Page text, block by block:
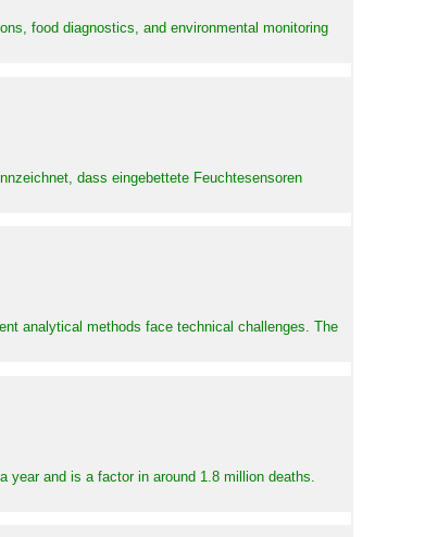
food diagnostics, and environmental monitoring
dass eingebettete Feuchtesensoren
analytical methods face technical challenges. The
and is a factor in around 1.8 million deaths.